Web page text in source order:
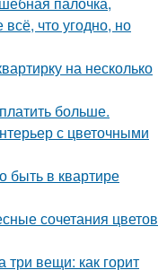
что угодно, но
на несколько
больше.
с цветочными
в квартире
сочетания цветов
три вещи: как горит